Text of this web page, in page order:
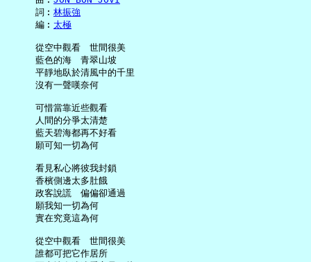
     詞︰
林振強
     編︰
太極
     從空中觀看　世間很美
     藍色的海　青翠山坡
     平靜地臥於清風中的千里
     沒有一聲嘆奈何
     可惜當靠近些觀看
     人間的分爭太清楚
     藍天碧海都再不好看
     願可知一切為何
     看見私心將彼我封鎖
     香檳側邊太多肚餓
     政客說謊　偏偏卻通過
     願我知一切為何
     實在究竟這為何
     從空中觀看　世間很美
     誰都可把它作居所